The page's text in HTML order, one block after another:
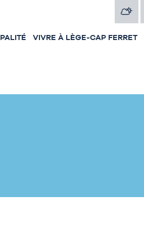
VIVRE À LÈGE-CAP FERRET